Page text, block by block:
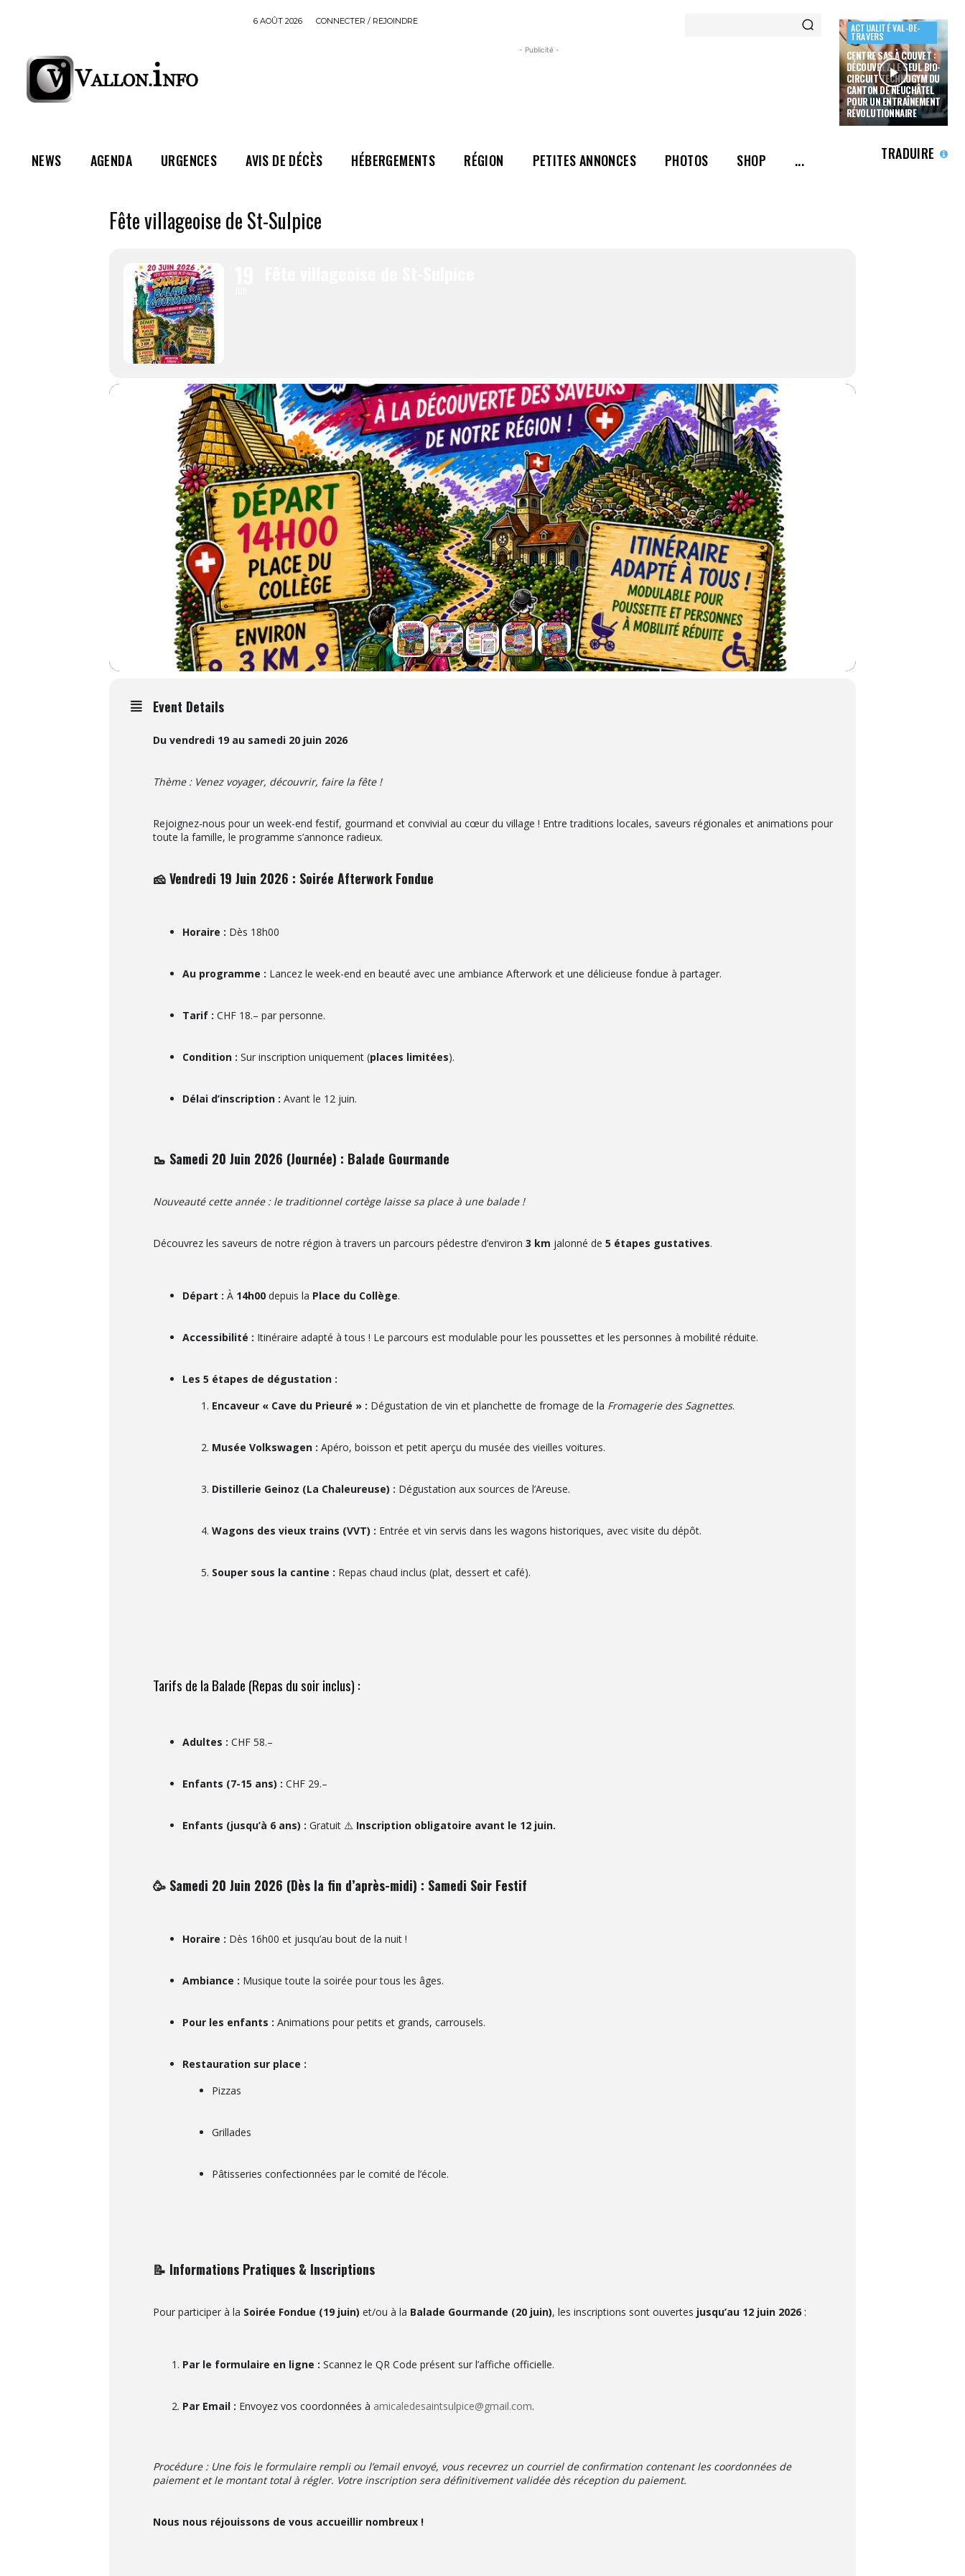
6 AOÛT 2026 CONNECTER / REJOINDRE
- Publicité -
ACTUALITÉ VAL-DE-
TRAVERS
CENTRE SAS À COUVET :
DÉCOUVREZ LE SEUL BIO-
CIRCUIT TECHNOGYM DU
CANTON DE NEUCHÂTEL
POUR UN ENTRAÎNEMENT
RÉVOLUTIONNAIRE
NEWS AGENDA URGENCES AVIS DE DÉCÈS HÉBERGEMENTS RÉGION PETITES ANNONCES PHOTOS SHOP ... TRADUIRE
Fête villageoise de St-Sulpice
Event Details
Du vendredi 19 au samedi 20 juin 2026
Thème : Venez voyager, découvrir, faire la fête !
Rejoignez-nous pour un week-end festif, gourmand et convivial au cœur du village ! Entre traditions locales, saveurs régionales et animations pour
toute la famille, le programme s’annonce radieux.
🧀 Vendredi 19 Juin 2026 : Soirée Afterwork Fondue
Horaire : Dès 18h00
Au programme : Lancez le week-end en beauté avec une ambiance Afterwork et une délicieuse fondue à partager.
Tarif : CHF 18.– par personne.
Condition : Sur inscription uniquement (places limitées).
Délai d’inscription : Avant le 12 juin.
🥾 Samedi 20 Juin 2026 (Journée) : Balade Gourmande
Nouveauté cette année : le traditionnel cortège laisse sa place à une balade !
Découvrez les saveurs de notre région à travers un parcours pédestre d’environ 3 km jalonné de 5 étapes gustatives.
Départ : À 14h00 depuis la Place du Collège.
Accessibilité : Itinéraire adapté à tous ! Le parcours est modulable pour les poussettes et les personnes à mobilité réduite.
Les 5 étapes de dégustation :
Encaveur « Cave du Prieuré » : Dégustation de vin et planchette de fromage de la Fromagerie des Sagnettes.
Musée Volkswagen : Apéro, boisson et petit aperçu du musée des vieilles voitures.
Distillerie Geinoz (La Chaleureuse) : Dégustation aux sources de l’Areuse.
Wagons des vieux trains (VVT) : Entrée et vin servis dans les wagons historiques, avec visite du dépôt.
Souper sous la cantine : Repas chaud inclus (plat, dessert et café).
Tarifs de la Balade (Repas du soir inclus) :
Adultes : CHF 58.–
Enfants (7-15 ans) : CHF 29.–
Enfants (jusqu’à 6 ans) : Gratuit ⚠️ Inscription obligatoire avant le 12 juin.
🥳 Samedi 20 Juin 2026 (Dès la fin d’après-midi) : Samedi Soir Festif
Horaire : Dès 16h00 et jusqu’au bout de la nuit !
Ambiance : Musique toute la soirée pour tous les âges.
Pour les enfants : Animations pour petits et grands, carrousels.
Restauration sur place :
Pizzas
Grillades
Pâtisseries confectionnées par le comité de l’école.
📝 Informations Pratiques & Inscriptions
Pour participer à la Soirée Fondue (19 juin) et/ou à la Balade Gourmande (20 juin), les inscriptions sont ouvertes jusqu’au 12 juin 2026 :
Par le formulaire en ligne : Scannez le QR Code présent sur l’affiche officielle.
Par Email : Envoyez vos coordonnées à amicaledesaintsulpice@gmail.com.
Procédure : Une fois le formulaire rempli ou l’email envoyé, vous recevrez un courriel de confirmation contenant les coordonnées de
paiement et le montant total à régler. Votre inscription sera définitivement validée dès réception du paiement.
Nous nous réjouissons de vous accueillir nombreux !